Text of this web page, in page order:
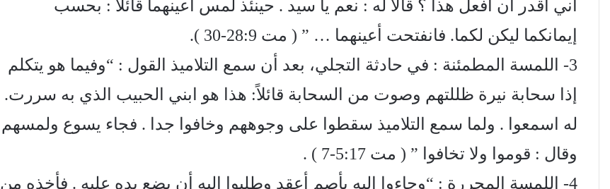
أني أقدر أن أفعل هذا ؟ قالا له : نعم يا سيد . حينئذ لمس أعينهما قائلاً : بحسب
إيمانكما ليكن لكما. فانفتحت أعينهما … ” ( مت 28:9-30 ).
3- اللمسة المطمئنة : في حادثة التجلي، بعد أن سمع التلاميذ القول : “وفيما هو يتكلم
إذا سحابة نيرة ظللتهم وصوت من السحابة قائلاً: هذا هو ابني الحبيب الذي به سررت.
له اسمعوا . ولما سمع التلاميذ سقطوا على وجوههم وخافوا جدا . فجاء يسوع ولمسهم
وقال : قوموا ولا تخافوا ” ( مت 5:17-7 ) .
4- اللمسة المحررة : “وجاءوا إليه بأصم أعقد وطلبوا إليه أن يضع يده عليه . فأخذه من